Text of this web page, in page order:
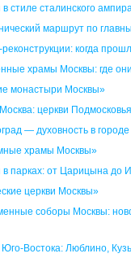
стиле сталинского
маршрут по
когда
храмы Москвы: где
монастыри Москвы»
церкви
— духовность в городе
храмы Москвы»
в парках: от Царицына до
церкви Москвы»
соборы Москвы:
Востока: Люблино,